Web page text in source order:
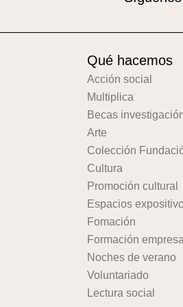
Qué hacemos
Acción social
Multiplica
Becas
Arte
Colección
Cultura
Promoción cultural
Espacios
Fomación
Formación
Noches de verano
Voluntariado
Lectura social